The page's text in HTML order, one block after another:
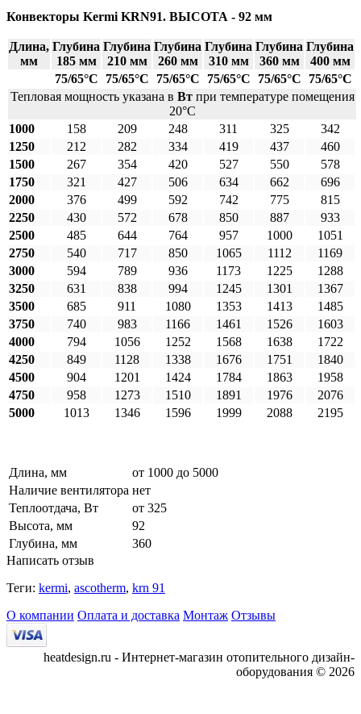
Конвекторы Kermi KRN91. ВЫСОТА - 92 мм
Длина,
мм
Глубина
185 мм
Глубина
210 мм
Глубина
260 мм
Глубина
310 мм
Глубина
360 мм
Глубина
400 мм
75/65°С
75/65°С 75/65°С 75/65°С 75/65°С
75/65°С
Тепловая мощность указана в Втпри температуре помещения
20°С
1000
158 209 248 311 325
342
1250
212 282 334 419 437
460
1500
267 354 420 527 550
578
1750
321 427 506 634 662
696
2000
376 499 592 742 775
815
2250
430 572 678 850 887
933
2500
485 644 764 957 1000
1051
2750
540 717 850 1065 1112
1169
3000
594 789 936 1173 1225
1288
3250
631 838 994 1245 1301
1367
3500
685 911 1080 1353 1413
1485
3750
740 983 1166 1461 1526
1603
4000
794 1056 1252 1568 1638
1722
4250
849 1128 1338 1676 1751
1840
4500
904 1201 1424 1784 1863
1958
4750
958 1273 1510 1891 1976
2076
5000
1013 1346 1596 1999 2088 2195
Длина, мм
от 1000 до 5000
Наличие вентилятора нет
Теплоотдача, Вт
от 325
Высота, мм
92
Глубина, мм
360
Написать отзыв
Теги: kermi, ascotherm, krn 91
О компании Оплата и доставка Монтаж Отзывы
heatdesign.ru - Интернет-магазин отопительного дизайн-
оборудования © 2026